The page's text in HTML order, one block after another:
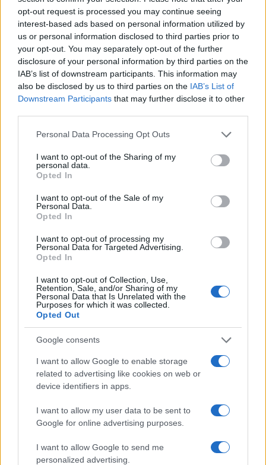
opt-out request is processed you may continue seeing
interest-based ads based on personal information utilized by
us or personal information disclosed to third parties prior to
your opt-out. You may separately opt-out of the further
disclosure of your personal information by third parties on the
IAB’s list of downstream participants. This information may
also be disclosed by us to third parties on the IAB’s List of
Downstream Participants that may further disclose it to other
Please note that this website/app uses one or more Google
not limited to your visit or usage behaviour. You may click to
grant or deny consent to Google and its third-party tags to
use your data for below specified purposes in below Google
consent section.
Personal Data Processing Opt Outs
I want to opt-out of the Sharing of my
personal data.
Opted In
I want to opt-out of the Sale of my
Personal Data.
Opted In
I want to opt-out of processing my
Personal Data for Targeted Advertising.
Opted In
I want to opt-out of Collection, Use,
Retention, Sale, and/or Sharing of my
Personal Data that Is Unrelated with the
Purposes for which it was collected.
Opted Out
Google consents
I want to allow Google to enable storage
related to advertising like cookies on web or
device identifiers in apps.
I want to allow my user data to be sent to
Google for online advertising purposes.
I want to allow Google to send me
personalized advertising.
12:3709.08.20
Το Ναγκασάκι προσεύχεται και θυμάται – 75
χρόνια μετά τη ρίψη της ατομικής βόμβας
(video)
18:2911.10.19
Όταν Αϊνστάιν
Ρούζβελτ να φτιάξει
ατομική βόμβα! Σαν
σήμερα η επιστολή
20:17
Συναγερμός σε
Σαν Φρανσίσκο!